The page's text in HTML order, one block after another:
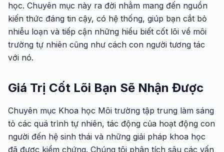
học. Chuyên mục này ra đời nhằm mang đến nguồn
kiến thức đáng tin cậy, có hệ thống, giúp bạn cắt bỏ
nhiễu loạn và tiếp cận những hiểu biết cốt lõi về môi
trường tự nhiên cũng như cách con người tương tác
với nó.
Giá Trị Cốt Lõi Bạn Sẽ Nhận Được
Chuyên mục Khoa học Môi trường tập trung làm sáng
tỏ các quá trình tự nhiên, tác động của hoạt động con
người đến hệ sinh thái và những giải pháp khoa học
đã được kiểm chứng. Chúng tôi phân tích sâu các vấn